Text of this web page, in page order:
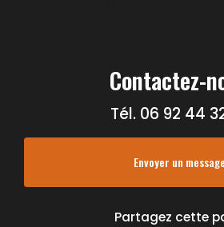
Contactez-
Tél. 06 92 44
Envoyer un message
Partagez cette